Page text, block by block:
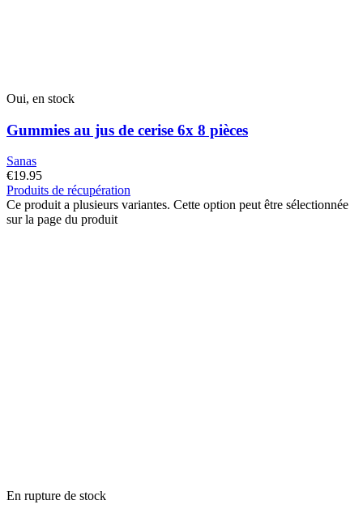
Oui, en stock
Gummies au jus de cerise 6x 8 pièces
Sanas
€19.95
Produits de récupération
Ce produit a plusieurs variantes. Cette option peut être sélectionnée
sur la page du produit
En rupture de stock